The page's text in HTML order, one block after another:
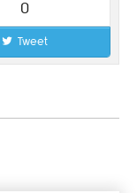
0
Tweet